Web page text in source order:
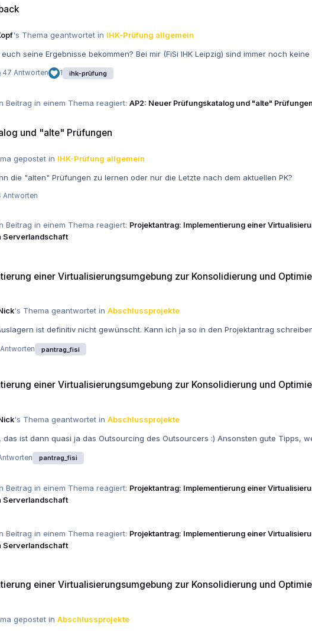
's Thema geantwortet in IHK-Prüfung allgemein
seine Ergebnisse bekommen? Bei mir (FiSi IHK Leipzig) sind immer noch
47 Antworten 1 ihk-prüfung
Beitrag in einem Thema reagiert: AP2: Neuer Prüfungskatalog und "alte" Prüfungen
und "alte" Prüfungen
gepostet in IHK-Prüfung allgemein
die "alten" Prüfungen zu lernen oder nur die Letzte nach dem aktuellen PK?
Antworten
Beitrag in einem Thema reagiert: Projektantrag: Implementierung einer
Serverlandschaft
einer Virtualisierungsumgebung zur Konsolidierung und
's Thema geantwortet inAbschlussprojekte
ist definitiv nicht gewünscht. Kann ich ja so in den Projektantrag
pantrag_fisi
einer Virtualisierungsumgebung zur Konsolidierung und
's Thema geantwortet inAbschlussprojekte
Outsourcing ist keine Option, das ist dann quasi ja das Outsourcing
pantrag_fisi
Beitrag in einem Thema reagiert: Projektantrag: Implementierung einer
Serverlandschaft
Beitrag in einem Thema reagiert: Projektantrag: Implementierung einer
Serverlandschaft
einer Virtualisierungsumgebung zur Konsolidierung und
gepostet inAbschlussprojekte